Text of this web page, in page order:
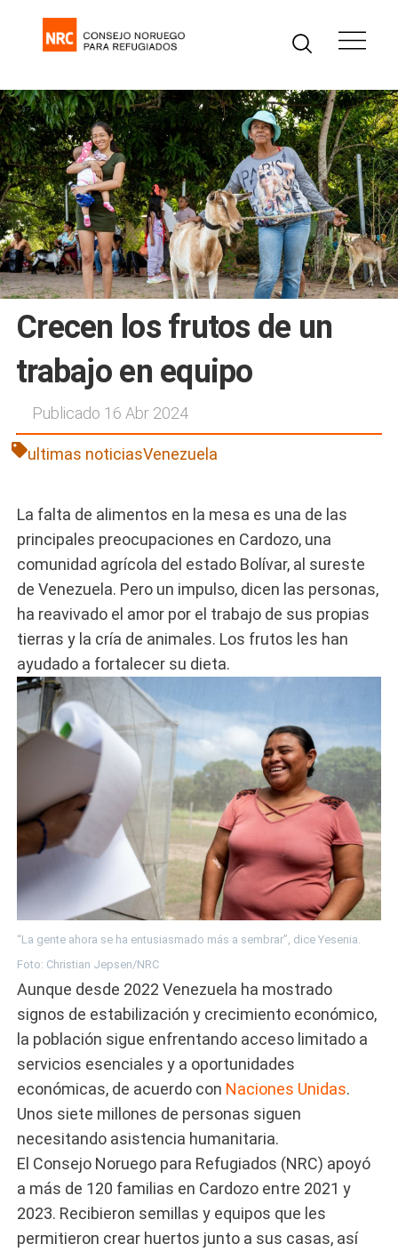
Crecen los frutos de un
trabajo en equipo
Publicado 16 Abr 2024
ultimas noticiasVenezuela
La falta de alimentos en la mesa es una de las
principales preocupaciones en Cardozo, una
comunidad agrícola del estado Bolívar, al sureste
de Venezuela. Pero un impulso, dicen las personas,
ha reavivado el amor por el trabajo de sus propias
tierras y la cría de animales. Los frutos les han
ayudado a fortalecer su dieta.
“La gente ahora se ha entusiasmado más a sembrar”, dice Yesenia.
Foto: Christian Jepsen/NRC
Aunque desde 2022 Venezuela ha mostrado
signos de estabilización y crecimiento económico,
la población sigue enfrentando acceso limitado a
servicios esenciales y a oportunidades
económicas, de acuerdo con Naciones Unidas.
Unos siete millones de personas siguen
necesitando asistencia humanitaria.
El Consejo Noruego para Refugiados (NRC) apoyó
a más de 120 familias en Cardozo entre 2021 y
2023. Recibieron semillas y equipos que les
permitieron crear huertos junto a sus casas, así